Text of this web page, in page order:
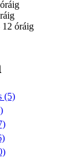
12 óráig
(5)